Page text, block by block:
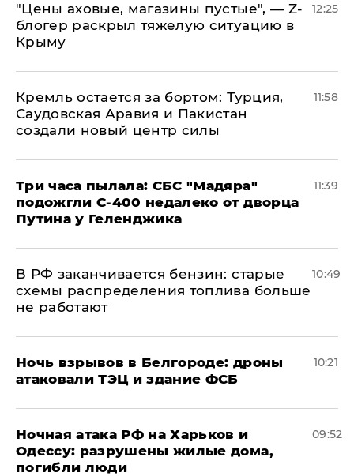
​"Цены аховые, магазины пустые", — Z-
блогер раскрыл тяжелую ситуацию в
Крыму
12:25
​Кремль остается за бортом: Турция,
Саудовская Аравия и Пакистан
создали новый центр силы
11:58
Три часа пылала: СБС "Мадяра"
подожгли С-400 недалеко от дворца
Путина у Геленджика
11:39
​В РФ заканчивается бензин: старые
схемы распределения топлива больше
не работают
10:49
​Ночь взрывов в Белгороде: дроны
атаковали ТЭЦ и здание ФСБ
10:21
​Ночная атака РФ на Харьков и
Одессу: разрушены жилые дома,
погибли люди
09:52